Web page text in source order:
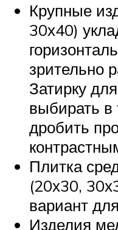
Крупные
30х40)
зрительно
Затирку
выбирать в
дробить
Плитка
(20х30,
вариант
Изделия